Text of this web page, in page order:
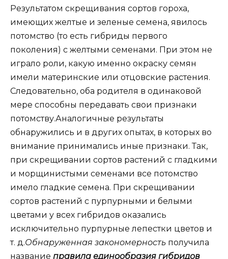
Результатом скрещивания сортов гороха,
имеющих желтые и зеленые семена, явилось
потомство (то есть гибриды первого
поколения) с желтыми семенами. При этом не
играло роли, какую именно окраску семян
имели материнские или отцовские растения.
Следовательно, оба родителя в одинаковой
мере способны передавать свои признаки
потомству.Аналогичные результаты
обнаружились и в других опытах, в которых во
внимание принимались иные признаки. Так,
при скрещивании сортов растений с гладкими
и морщинистыми семенами все потомство
имело гладкие семена. При скрещивании
сортов растений с пурпурными и белыми
цветами у всех гибридов оказались
исключительно пурпурные лепестки цветов и
т. д.Обнаруженная закономерность получила
название правила единообразия гибридов